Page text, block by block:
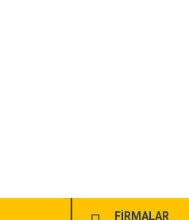
FİRMALAR